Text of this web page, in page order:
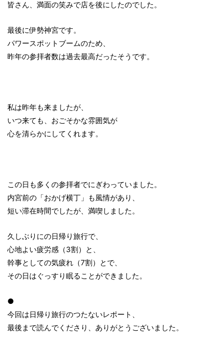
皆さん、満面の笑みで店を後にしたのでした。
最後に伊勢神宮です。
パワースポットブームのため、
昨年の参拝者数は過去最高だったそうです。
私は昨年も来ましたが、
いつ来ても、おごそかな雰囲気が
心を清らかにしてくれます。
この日も多くの参拝者でにぎわっていました。
内宮前の「おかげ横丁」も風情があり、
短い滞在時間でしたが、満喫しました。
久しぶりにの日帰り旅行で、
心地よい疲労感（3割）と、
幹事としての気疲れ（7割）とで、
その日はぐっすり眠ることができました。
●
今回は日帰り旅行のつたないレポート、
最後まで読んでくださり、ありがとうございました。